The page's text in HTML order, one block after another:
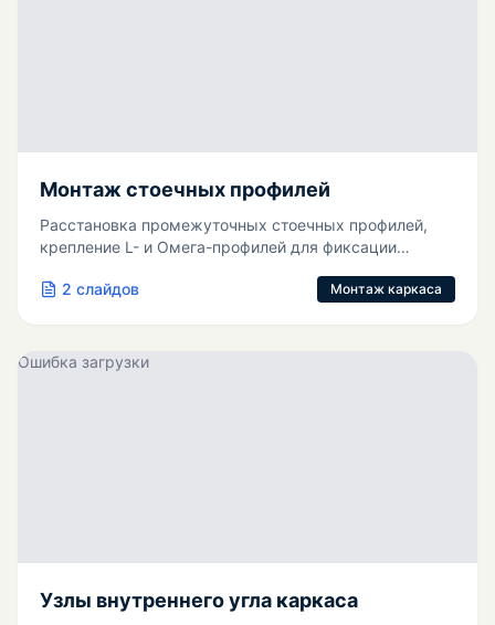
Монтаж стоечных профилей
Расстановка промежуточных стоечных профилей,
крепление L- и Омега-профилей для фиксации
2 слайдов Монтаж каркаса
Ошибка загрузки
Узлы внутреннего угла каркаса